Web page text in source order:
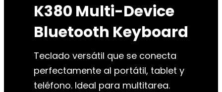
K380 Multi-Device
Bluetooth Keyboard
Teclado versátil que se conecta
perfectamente al portátil, tablet y
teléfono. Ideal para multitarea.